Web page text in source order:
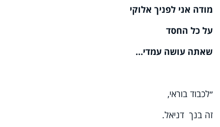
מודה אני לפניך אלוקי
על כל החסד
שאתה עושה עמדי…
״לכבוד בוראי,
זה בנך דניאל.